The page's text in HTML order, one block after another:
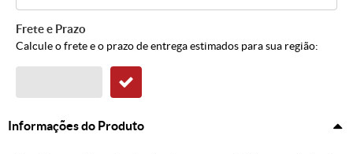
Frete e Prazo
Calcule o frete e o prazo de entrega estimados para sua região:
Informações do Produto